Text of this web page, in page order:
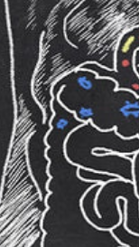
Populaire Zoektermen
”Protein Powder“
”Overnight Oats“
”Vegan protein“
”Collagen“
”Micellar Casein“
PROTEIN